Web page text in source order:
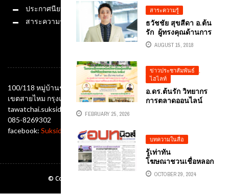
สาระความรู้
ธวัชชัย สุขสีดา อ.ต้น
รัก ผู้ทรงคุณด้านการ
ตลาดออนไลน์ กูรูการ
ตลาดดิจิทัล อาจารย์
อาจารย์สอ
นการตฃาดดิจิทัล อา
จารย์สอนเฟซบุ๊ก
ศึกษา FACEBOOK
อาจารย์สอนไลน์
AUGUST 15, 2018
ข่าวประชาสัมพันธ์
,
ไฮไลท์
อ.ดร.ต้นรัก วิทยากร
การตลาดออนไลน์
ชุมชนและผลิตภัณฑ์ผู้
สูงอายุ “DIGITAL
MARKETING & AI”
เสริมทักษะสร้างราย
ได้กลุ่มแม่บ้าน
FEBRUARY 25, 2026
บทความในสื่อ
รู้เท่าทัน
โฆษณาชวนเชื่อหลอก
ขายสินค้าชวนลงทุน
ทำธุรกิจผิดกฎหมาย
OCTOBER 29, 2024
ประกาศนียบัตร
สาระความรู้
100/118 หมู่บ้านชัยพฤกษ์ ซอยออเงิน แขวงออเงิน
เขตสายไหม กรุงเทพมหานคร 10220
tawatchai.suksida@gmail.com
085-8269302
facebook: Suksida Tonrak Tawatchai
© Copyright Ajtonrak All rights reserved.2019